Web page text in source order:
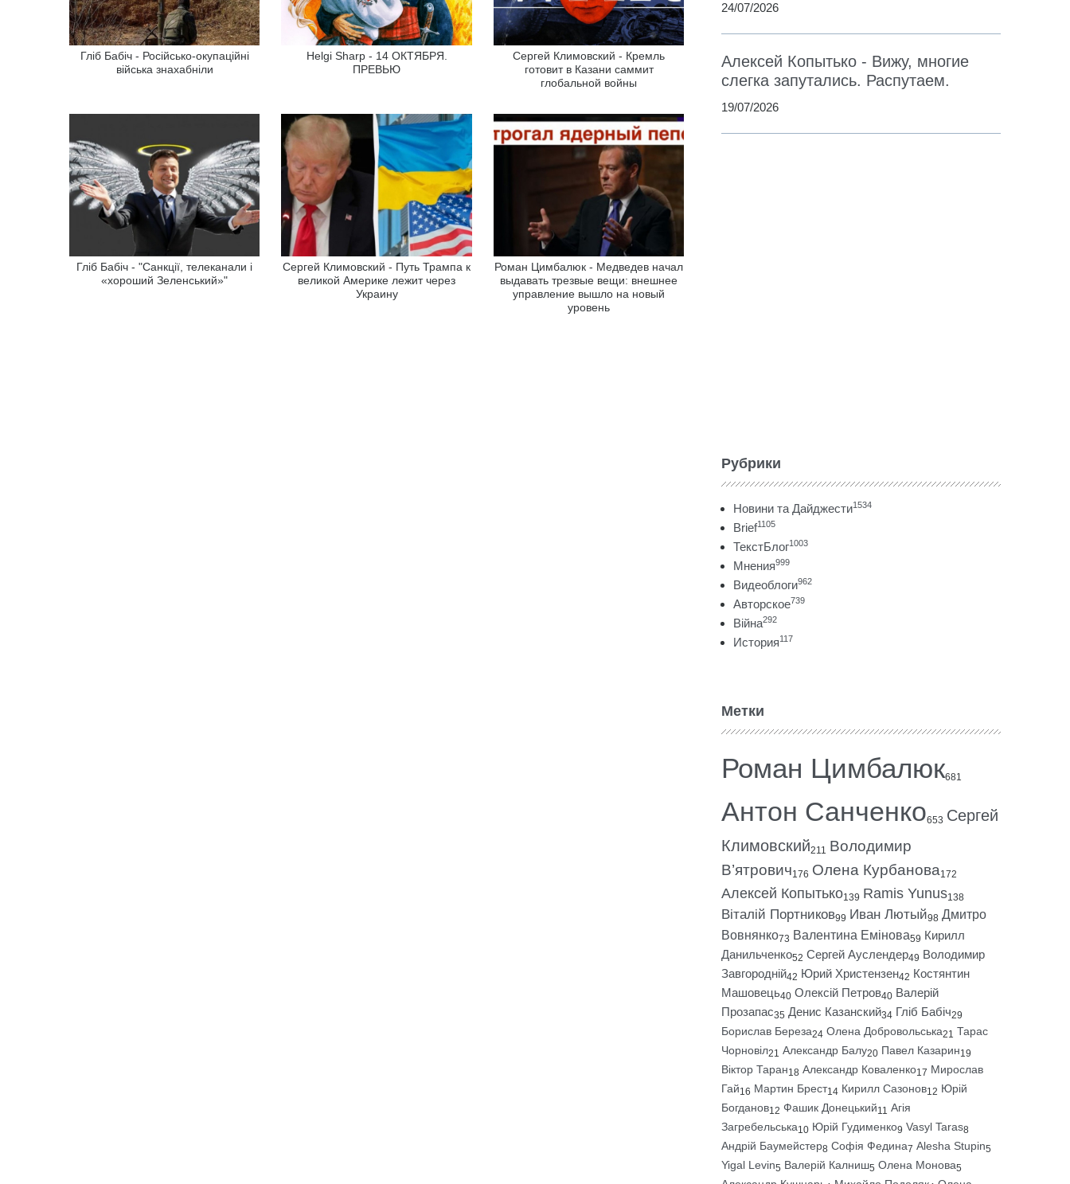
Гліб Бабіч - Російсько-окупаційні
війська знахабніли
Helgi Sharp - 14 ОКТЯБРЯ.
ПРЕВЬЮ
Сергей Климовский - Кремль
готовит в Казани саммит
глобальной войны
Гліб Бабіч - "Санкції, телеканали і
«хороший Зеленський»"
Сергей Климовский - Путь Трампа к
великой Америке лежит через
Украину
Роман Цимбалюк - Медведев начал
выдавать трезвые вещи: внешнее
управление вышло на новый
уровень
24/07/2026
Алексей Копытько - Вижу, многие
слегка запутались. Распутаем.
19/07/2026
Рубрики
Новини та Дайджести1534
Brief1105
ТекстБлог1003
Мнения999
Видеоблоги962
Авторское739
Війна292
История117
Метки
Роман Цимбалюк681
Антон Санченко653 Сергей
Климовский211 Володимир
В’ятрович176 Олена Курбанова172
Алексей Копытько139 Ramis Yunus138
Віталій Портников99 Иван Лютый98 Дмитро
Вовнянко73 Валентина Емінова59 Кирилл
Данильченко52 Сергей Ауслендер49 Володимир
Завгородній42 Юрий Христензен42 Костянтин
Машовець40 Олексій Петров40 Валерій
Прозапас35 Денис Казанский34 Гліб Бабіч29
Борислав Береза24 Олена Добровольська21 Тарас
Чорновіл21 Александр Балу20 Павел Казарин19
Віктор Таран18 Александр Коваленко17 Мирослав
Гай16 Мартин Брест14 Кирилл Сазонов12 Юрій
Богданов12 Фашик Донецький11 Агія
Загребельська10 Юрій Гудименко9 Vasyl Taras8
Андрій Баумейстер8 Софія Федина7 Alesha Stupin5
Yigal Levin5 Валерій Калниш5 Олена Монова5